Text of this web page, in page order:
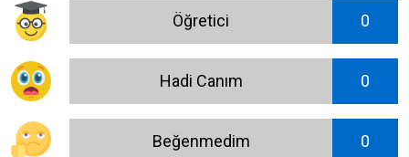
Öğretici 0
Hadi Canım 0
Beğenmedim 0